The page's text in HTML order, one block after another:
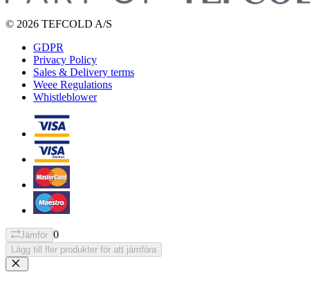
© 2026 TEFCOLD A/S
GDPR
Privacy Policy
Sales & Delivery terms
Weee Regulations
Whistleblower
Jämför 0
Lägg till fler produkter för att jämföra